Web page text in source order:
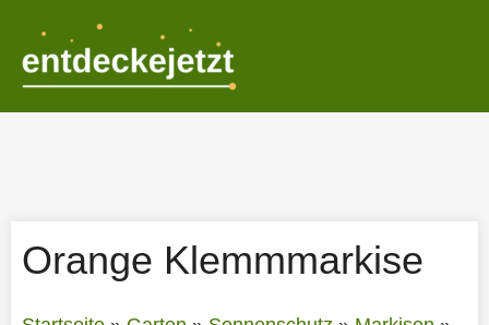
springen
Orange Klemmmarkise